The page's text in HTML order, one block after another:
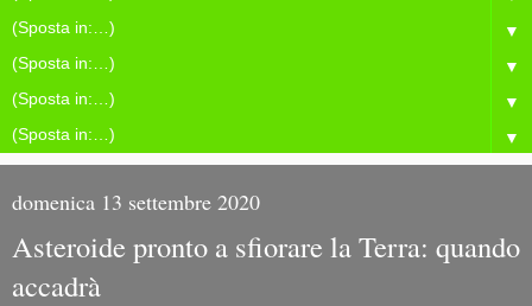
▼
▼
▼
▼
domenica 13 settembre 2020
Asteroide pronto a sfiorare la Terra: quando
accadrà